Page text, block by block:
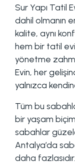
Sur Yapı Tatil
dahil olmanın
kalite, aynı
hem bir tatil
yönetme
Evin, her
yalnızca
Tüm bu
bir yaşam
sabahlar
Antalya’da
daha fazlasıdır.